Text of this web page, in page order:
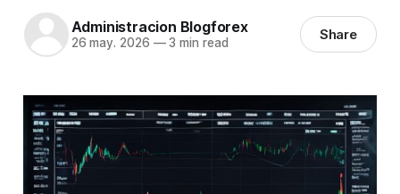
Administracion Blogforex
26 may. 2026 —3 min read Share